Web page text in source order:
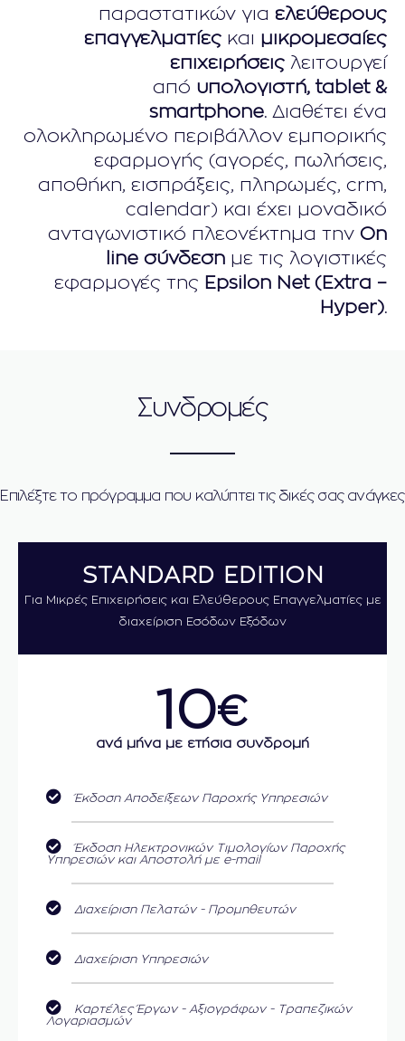
παραστατικών για ελεύθερους
επαγγελματίες και μικρομεσαίες
επιχειρήσεις λειτουργεί
από υπολογιστή, tablet &
smartphone. Διαθέτει ένα
ολοκληρωμένο περιβάλλον εμπορικής
εφαρμογής (αγορές, πωλήσεις,
αποθήκη, εισπράξεις, πληρωμές, crm,
calendar) και έχει μοναδικό
ανταγωνιστικό πλεονέκτημα την On
line σύνδεση με τις λογιστικές
εφαρμογές της Εpsilon Net (Εxtra –
Ηyper).
Συνδρομές
Επιλέξτε το πρόγραμμα που καλύπτει τις δικές σας ανάγκες
STANDARD EDITION
Για Μικρές Επιχειρήσεις και Ελεύθερους Επαγγελματίες με
διαχείριση Εσόδων Εξόδων
10€
ανά μήνα με ετήσια συνδρομή
Έκδοση Αποδείξεων Παροχής Υπηρεσιών
Έκδοση Ηλεκτρονικών Τιμολογίων Παροχής
Υπηρεσιών και Αποστολή με e-mail
Διαχείριση Πελατών - Προμηθευτών
Διαχείριση Υπηρεσιών
Καρτέλες Έργων - Αξιογράφων - Τραπεζικών
Λογαριασμών